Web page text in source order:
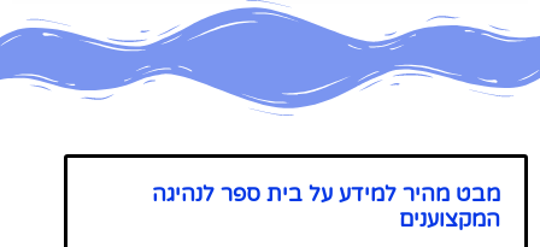
מבט מהיר למידע על בית ספר לנהיגה
המקצוענים